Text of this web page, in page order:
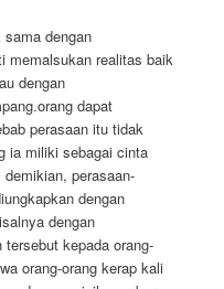
dengan
memalsukan realitas baik
dengan
dapat
perasaan itu tidak
ia miliki sebagai cinta
perasaan-
dengan
dengan
kepada orang-
orang-orang kerap kali